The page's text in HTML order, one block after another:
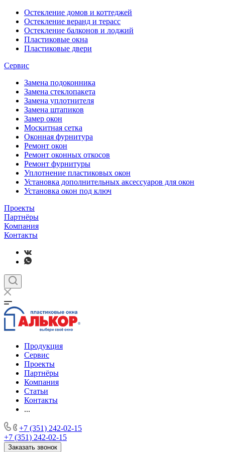
Остекление домов и коттеджей
Остекление веранд и терасс
Остекление балконов и лоджий
Пластиковые окна
Пластиковые двери
Сервис
Замена подоконника
Замена стеклопакета
Замена уплотнителя
Замена штапиков
Замер окон
Москитная сетка
Оконная фурнитура
Ремонт окон
Ремонт оконных откосов
Ремонт фурнитуры
Уплотнение пластиковых окон
Установка дополнительных аксессуаров для окон
Установка окон под ключ
Проекты
Партнёры
Компания
Контакты
Продукция
Сервис
Проекты
Партнёры
Компания
Статьи
Контакты
...
+7 (351) 242-02-15
+7 (351) 242-02-15
Заказать звонок